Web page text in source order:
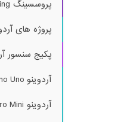
پروسسینگ Processing
پروژه های
پکیج سنسور
آردوینو Arduino Uno
آردوینو Pro Mini